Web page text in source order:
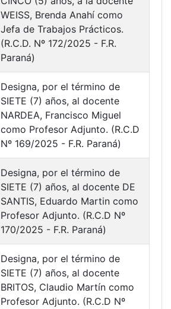
WEISS, Brenda Anahí como
Jefa de Trabajos Prácticos.
(R.C.D. Nº 172/2025 - F.R.
Paraná)
Designa, por el término de
SIETE (7) años, al docente
NARDEA, Francisco Miguel
como Profesor Adjunto. (R.C.D
Nº 169/2025 - F.R. Paraná)
Designa, por el término de
SIETE (7) años, al docente DE
SANTIS, Eduardo Martin como
Profesor Adjunto. (R.C.D Nº
170/2025 - F.R. Paraná)
Designa, por el término de
SIETE (7) años, al docente
BRITOS, Claudio Martín como
Profesor Adjunto. (R.C.D Nº